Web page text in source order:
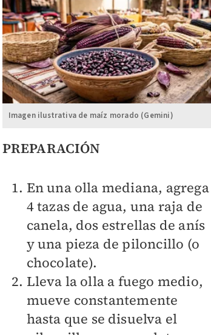
Imagen ilustrativa de maíz morado (Gemini)
​PREPARACIÓN
En una olla mediana, agrega
4 tazas de agua, una raja de
canela, dos estrellas de anís
y una pieza de piloncillo (o
chocolate).
Lleva la olla a fuego medio,
mueve constantemente
hasta que se disuelva el